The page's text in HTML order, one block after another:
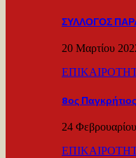
ΣΥΛΛΟΓΟΣ
20 Μαρτίου
8ος
24